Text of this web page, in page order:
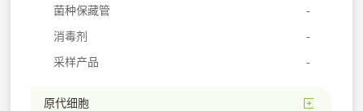
菌种保藏管
消毒剂
采样产品
原代细胞